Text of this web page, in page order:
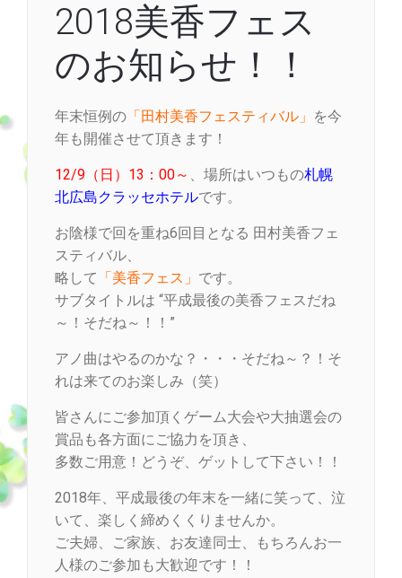
2018美香フェス
のお知らせ！！
年末恒例の 「田村美香フェスティバル」 を今
年も開催させて頂きます！
12/9（日）13：00～ 、場所はいつもの札幌
北広島クラッセホテルです。
お陰様で回を重ね6回目となる 田村美香フェ
スティバル、
略して 「美香フェス」 です。
サブタイトルは “平成最後の美香フェスだね
～！そだね～！！”
アノ曲はやるのかな？・・・そだね～？！そ
れは来てのお楽しみ（笑）
皆さんにご参加頂くゲーム大会や大抽選会の
賞品も各方面にご協力を頂き、
多数ご用意！どうぞ、ゲットして下さい！！
2018年、平成最後の年末を一緒に笑って、泣
いて、楽しく締めくくりませんか。
ご夫婦、ご家族、お友達同士、もちろんお一
人様のご参加も大歓迎です！！